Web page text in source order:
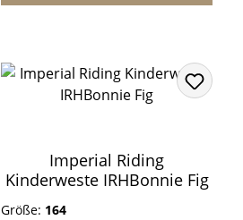
Imperial Riding
Kinderweste IRHBonnie Fig
Größe: 164